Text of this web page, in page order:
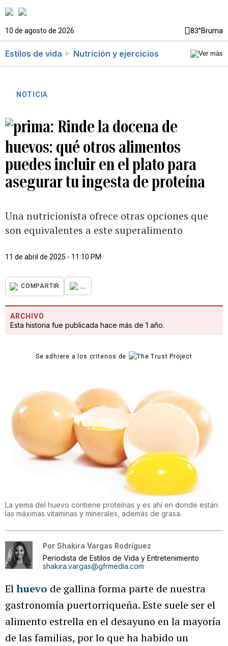
10 de agosto de 2026 83°Bruma
Estilos de vida Nutrición y ejercicios
NOTICIA
Rinde la docena de
huevos: qué otros alimentos
puedes incluir en el plato para
asegurar tu ingesta de proteína
Una nutricionista ofrece otras opciones que
son equivalentes a este superalimento
11 de abril de 2025 - 11:10 PM
COMPARTIR ...
ARCHIVO
Esta historia fue publicada hace más de 1 año.
Se adhiere a los criterios de
La yema del huevo contiene proteínas y es ahí en donde están
las máximas vitaminas y minerales, además de grasa.
Por Shakira Vargas Rodríguez
Periodista de Estilos de Vida y Entretenimiento
shakira.vargas@gfrmedia.com
Elhuevo de gallina forma parte de nuestra
gastronomía puertorriqueña. Este suele ser el
alimento estrella en el desayuno en la mayoría
de las familias, por lo que ha habido un